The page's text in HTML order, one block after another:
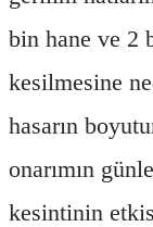
bin hane ve 2
kesilmesine
hasarın
onarımın
kesintinin